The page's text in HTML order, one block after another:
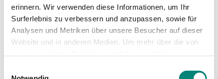
erinnern. Wir verwenden diese Informationen, um Ihr
Surferlebnis zu verbessern und anzupassen, sowie für
Analysen und Metriken über unsere Besucher auf dieser
Website und in anderen Medien. Um mehr über die von
Datenschutzerklärung
Ahora vamos a analizar 6 puntos en los que
debes de prestar especial atención si quieres
que tus procesos de onboarding tengan el